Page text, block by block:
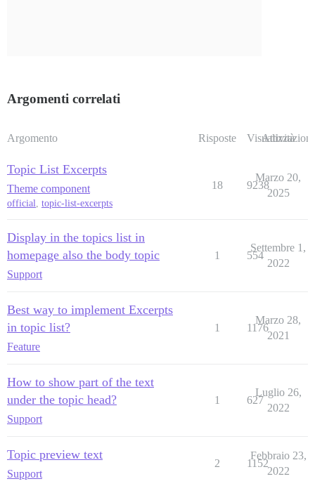
Argomenti correlati
Argomento Risposte Visualizzazioni
Attività
Topic List Excerpts
Theme component
official, topic-list-excerpts
18 9238
Marzo 20,
2025
Display in the topics list in
homepage also the body topic
Support
1 554
Settembre 1,
2022
Best way to implement Excerpts
in topic list?
Feature
1 1176
Marzo 28,
2021
How to show part of the text
under the topic head?
Support
1 627
Luglio 26,
2022
Topic preview text
Support
2 1152
Febbraio 23,
2022